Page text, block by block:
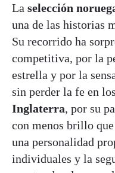
La selección
una de las historias
Su recorrido ha
competitiva, por la
estrella y por la
sin perder la fe en
Inglaterra, por su
con menos brillo
una personalidad
individuales y la